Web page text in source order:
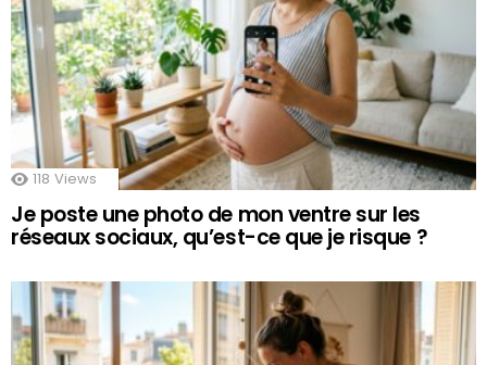
118 Views
Je poste une photo de mon ventre sur les
réseaux sociaux, qu’est-ce que je risque ?